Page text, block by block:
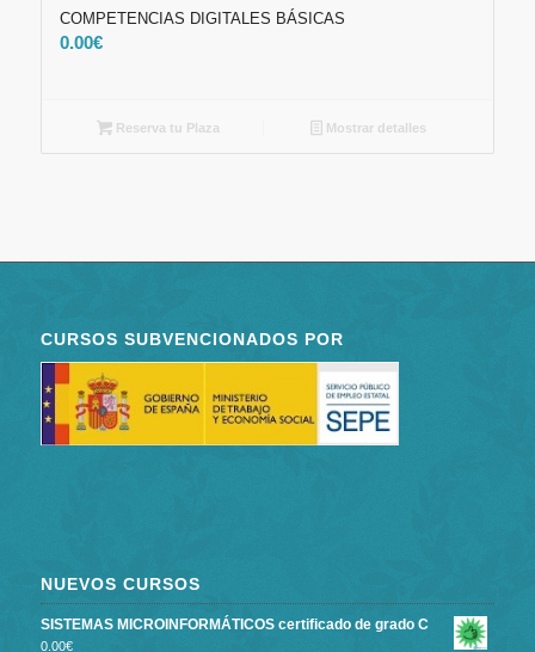
COMPETENCIAS DIGITALES BÁSICAS
0.00€
Reserva tu Plaza Mostrar detalles
CURSOS SUBVENCIONADOS POR
NUEVOS CURSOS
SISTEMAS MICROINFORMÁTICOS certificado de grado C
0.00€